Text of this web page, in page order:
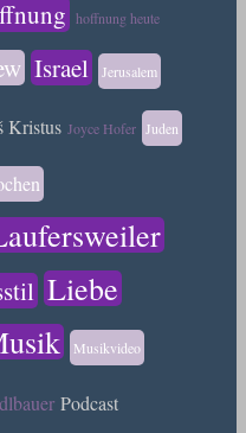
hoffnung heute
Israel Jerusalem
Kristus Joyce Hofer Juden
Liebe
Musikvideo
Podcast